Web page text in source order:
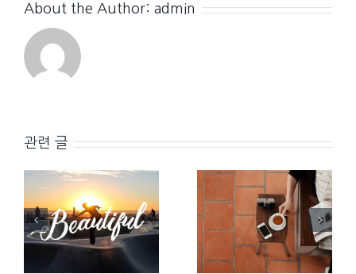
About the Author: admin
관련 글
Aliquam
congue
semper
Fusce
cursus
dolor sit